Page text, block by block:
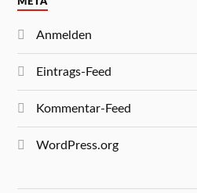
Anmelden
Eintrags-Feed
Kommentar-Feed
WordPress.org